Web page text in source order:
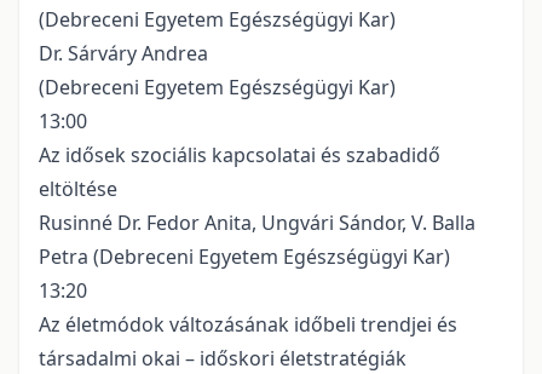
(Debreceni Egyetem Egészségügyi Kar)
Dr. Sárváry Andrea
(Debreceni Egyetem Egészségügyi Kar)
13:00
Az idősek szociális kapcsolatai és szabadidő
eltöltése
Rusinné Dr. Fedor Anita, Ungvári Sándor, V. Balla
Petra (Debreceni Egyetem Egészségügyi Kar)
13:20
Az életmódok változásának időbeli trendjei és
társadalmi okai – időskori életstratégiák